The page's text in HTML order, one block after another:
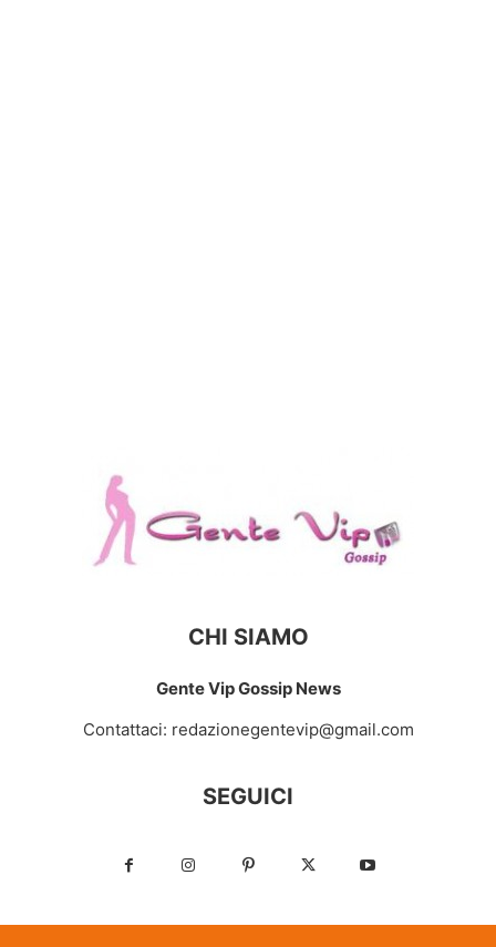
CHI SIAMO
Gente Vip Gossip News
Contattaci: redazionegentevip@gmail.com
SEGUICI